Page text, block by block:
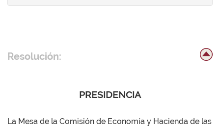
Resolución:
PRESIDENCIA
La Mesa de la Comisión de Economía y Hacienda de las